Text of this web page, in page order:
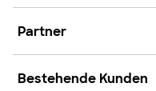
Partner
Bestehende Kunden